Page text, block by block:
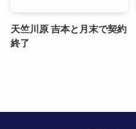
天竺川原 吉本と月末で契約
終了